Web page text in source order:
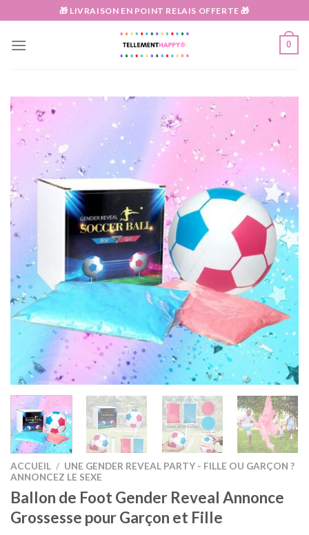
au
contenu
🎁 LIVRAISON EN POINT RELAIS OFFERTE 🎁
0
ACCUEIL / UNE GENDER REVEAL PARTY - FILLE OU GARÇON ?
ANNONCEZ LE SEXE
Ballon de Foot Gender Reveal Annonce
Grossesse pour Garçon et Fille